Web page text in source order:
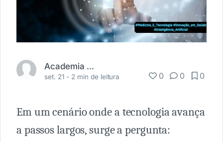
Academia Médica
set. 21 - 2 min de leitura 0 0 0
Em um cenário onde a tecnologia avança
a passos largos, surge a pergunta: